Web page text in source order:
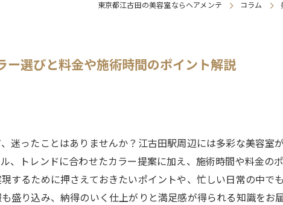
東京都江古田の美容室ならヘアメンテ コラム
ー選びと料金や施術時間のポイント解説
迷ったことはありませんか？江古田駅周辺には多彩な美容室
、トレンドに合わせたカラー提案に加え、施術時間や料金の
するために押さえておきたいポイントや、忙しい日常の中で
盛り込み、納得のいく仕上がりと満足感が得られる知識をお届